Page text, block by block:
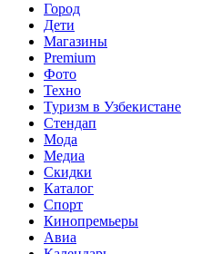
Город
Дети
Магазины
Premium
Фото
Техно
Туризм в Узбекистане
Стендап
Мода
Медиа
Скидки
Каталог
Спорт
Кинопремьеры
Авиа